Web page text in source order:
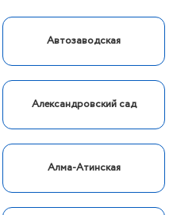
Автозаводская
Александровский сад
Алма-Атинская